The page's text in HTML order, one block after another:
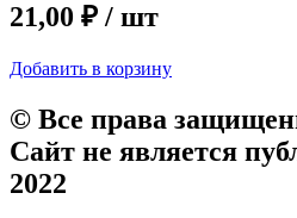
21,00 ₽ / шт
Добавить в корзину
© Все права
Сайт не является
2022